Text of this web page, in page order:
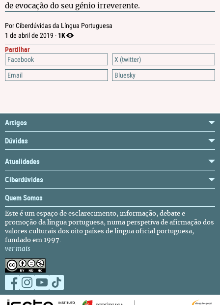
Por Ciberdúvidas da Língua Portuguesa
1 de abril de 2019 · 1K
Partilhar
Facebook
X (twitter)
Email
Bluesky
de evocação do seu génio irreverente.
Artigos
Dúvidas
Atualidades
Ciberdúvidas
Quem Somos
Este é um espaço de esclarecimento, informação, debate e
promoção da língua portuguesa, numa perspetiva de afirmação dos
valores culturais dos oito países de língua oficial portuguesa,
fundado em 1997.
ver mais